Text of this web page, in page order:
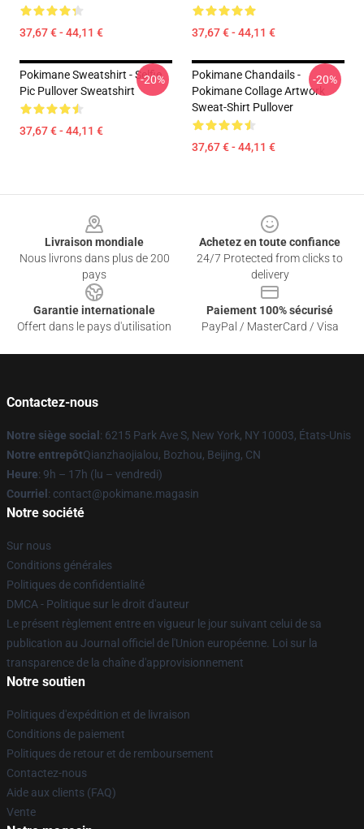
37,67 € - 44,11 € 37,67 € - 44,11 €
Pokimane Sweatshirt - Selfie
Pic Pullover Sweatshirt
37,67 € - 44,11 €
-20%
Pokimane Chandails -
Pokimane Collage Artwork
Sweat-Shirt Pullover
37,67 € - 44,11 €
-20%
Livraison mondiale
Nous livrons dans plus de 200
pays
Achetez en toute confiance
24/7 Protected from clicks to
delivery
Garantie internationale
Offert dans le pays d'utilisation
Paiement 100% sécurisé
PayPal / MasterCard / Visa
Contactez-nous
Notre siège social : 6215 Park Ave S, New York, NY 10003, États-Unis
Notre entrepôtQianzhaojialou, Bozhou, Beijing, CN
Heure: 9h – 17h (lu – vendredi)
Courriel : contact@pokimane.magasin
Notre société
Sur nous
Conditions générales
Politiques de confidentialité
DMCA - Politique sur le droit d'auteur
Le présent règlement entre en vigueur le jour suivant celui de sa
publication au Journal officiel de l'Union européenne. Loi sur la
transparence de la chaîne d'approvisionnement
Notre soutien
Politiques d'expédition et de livraison
Conditions de paiement
Politiques de retour et de remboursement
Contactez-nous
Aide aux clients (FAQ)
Vente